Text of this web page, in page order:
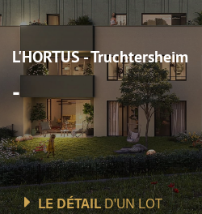
L'HORTUS - Truchtersheim
-
LE DÉTAILD'UN LOT